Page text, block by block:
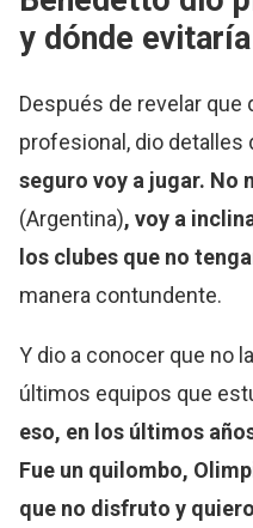
y dónde
Después de revelar que
profesional, dio detalles
seguro voy a jugar. No
(Argentina), voy a
los clubes que no
manera contundente.
Y dio a conocer que no
últimos equipos que
eso, en los últimos
Fue un quilombo,
que no disfruto y